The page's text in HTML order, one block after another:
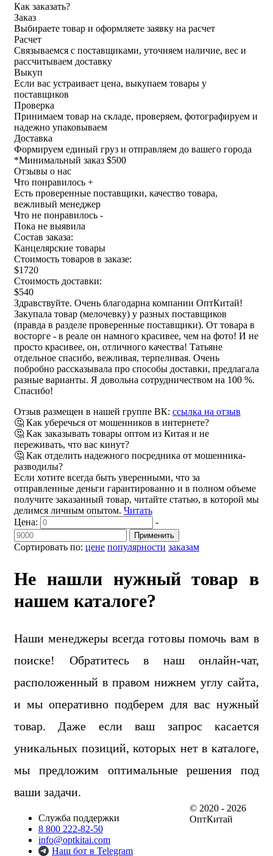
Как заказать?
Заказ
Выбираете товар и оформляете заявку на расчет
Расчет
Связываемся с поставщиками, уточняем наличие, вес и
рассчитываем доставку
Выкуп
Если вас устраивает цена, выкупаем товары у
поставщиков
Проверка
Принимаем товар на складе, проверяем, фотографируем и
надежно упаковываем
Доставка
Формируем единый груз и отправляем до вашего города
*Минимальный заказ $500
Отзывы о нас
Что понравилось +
Есть проверенные поставщики, качество товара,
вежливый менеджер
Что не понравилось -
Пока не выявила
Состав заказа:
Канцелярские товары
Стоимость товаров в заказе:
$1720
Стоимость доставки:
$540
Здравствуйте. Очень благодарна компании ОптКитай!
Закупала товар (мелочевку) у разных поставщиков
(правда в разделе проверенные поставщики). От товара в
восторге - в реале он намного красивее, чем на фото! И не
просто красивее, он, отличного качества! Татьяне
отдельное спасибо, вежливая, терпеливая. Очень
побробно рассказывала про способы доставки, предлагала
разные варианты. Я довольна сотрудничеством на 100 %.
Спасибо!
Отзыв размещен в нашей группе ВК: ссылка на отзыв
🤔 Как уберечься от мошенников в интернете?
🤔 Как заказывать товары оптом из Китая и не
переживать, что вас кинут?
🤔 Как отделить надежного посредника от мошенника-
разводилы?
Если хотите всегда быть уверенными, что за
отправленные деньги гарантированно и в полном объеме
получите заказанный товар, читайте статью, в которой мы
делимся личным опытом. Читать
Сортировать по: цене популярности заказам
Цена: -
Применить
Не нашли нужный товар в
нашем каталоге?
Наши менеджеры всегда готовы помочь вам в
поиске! Обратитесь в наш онлайн-чат,
расположенный в правом нижнем углу сайта,
и мы оперативно подберем для вас нужный
товар. Даже если ваш запрос касается
уникальных позиций, которых нет в каталоге,
мы предложим оптимальные решения под
ваши задачи.
Служба поддержки
8 800 222-82-50
info@optkitai.com
Наш бот в Telegram
© 2020 - 2026
ОптКитай